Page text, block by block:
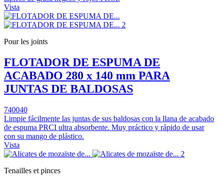
Vista
Pour les joints
FLOTADOR DE ESPUMA DE
ACABADO 280 x 140 mm PARA
JUNTAS DE BALDOSAS
740040
Limpie fácilmente las juntas de sus baldosas con la llana de acabado
de espuma PRCI ultra absorbente. Muy práctico y rápido de usar
con su mango de plástico.
Vista
Tenailles et pinces